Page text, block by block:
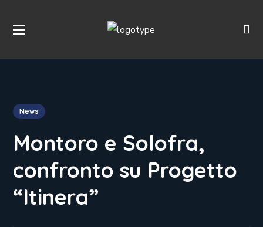
News
Montoro e Solofra,
confronto su Progetto
“Itinera”